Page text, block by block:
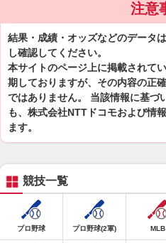
注意
結果・成績・オッズなどのデータ
し確認してください。
本サイトのページ上に掲載されて
期しておりますが、その内容の正
ではありません。 当該情報に基づ
も、株式会社NTTドコモおよび情
ます。
競技一覧
プロ野球 プロ野球(2軍) MLB